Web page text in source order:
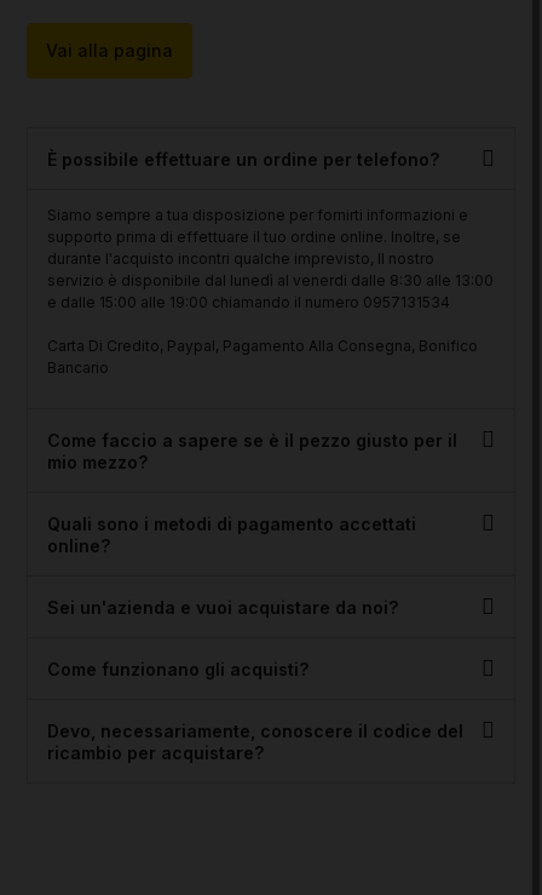
Vai alla pagina
È possibile effettuare un ordine per telefono?
Siamo sempre a tua disposizione per fornirti informazioni e
supporto prima di effettuare il tuo ordine online. Inoltre, se
durante l'acquisto incontri qualche imprevisto, Il nostro
servizio è disponibile dal lunedì al venerdi dalle 8:30 alle 13:00
e dalle 15:00 alle 19:00 chiamando il numero 0957131534
Carta Di Credito, Paypal, Pagamento Alla Consegna, Bonifico
Bancario
Come faccio a sapere se è il pezzo giusto per il
mio mezzo?
Quali sono i metodi di pagamento accettati
online?
Sei un'azienda e vuoi acquistare da noi?
Come funzionano gli acquisti?
Devo, necessariamente, conoscere il codice del
ricambio per acquistare?